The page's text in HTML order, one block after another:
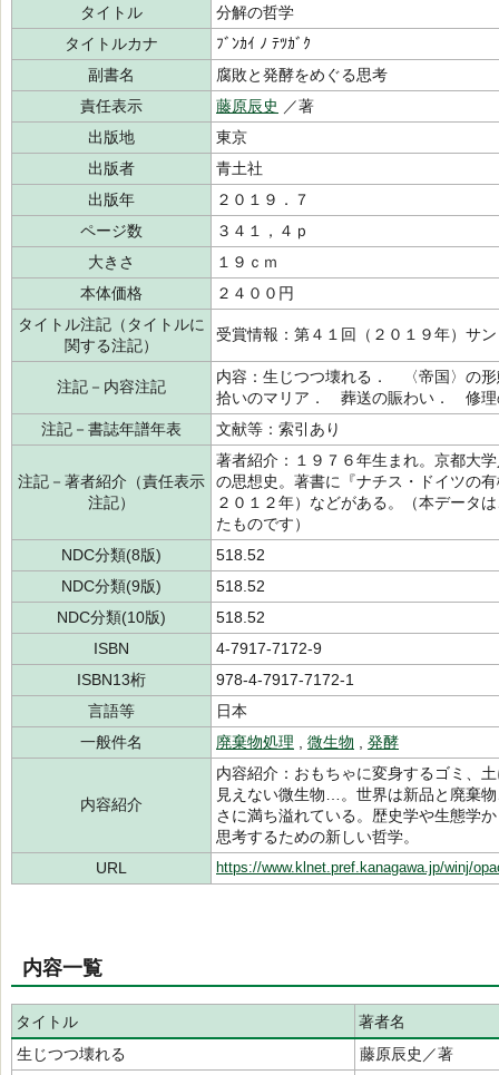
タイトル
分解の哲学
タイトルカナ
ﾌﾞﾝｶｲ ﾉ ﾃﾂｶﾞｸ
副書名
腐敗と発酵をめぐる思考
責任表示
藤原辰史 ／著
出版地
東京
出版者
青土社
出版年
２０１９．７
ページ数
３４１，４ｐ
大きさ
１９ｃｍ
本体価格
２４００円
タイトル注記（タイトルに
関する注記）
受賞情報：第４１回（２０１９年）サ
注記－内容注記
内容：生じつつ壊れる． 〈帝国〉
拾いのマリア． 葬送の賑わい． 修
注記－書誌年譜年表
文献等：索引あり
注記－著者紹介（責任表示
注記）
著者紹介：１９７６年生まれ。京都大
の思想史。著書に『ナチス・ドイツの
２０１２年）などがある。（本データ
たものです）
NDC分類(8版)
518.52
NDC分類(9版)
518.52
NDC分類(10版)
518.52
ISBN
4-7917-7172-9
ISBN13桁
978-4-7917-7172-1
言語等
日本
一般件名
廃棄物処理 微生物 発酵
内容紹介
内容紹介：おもちゃに変身するゴミ、
見えない微生物…。世界は新品と廃棄
さに満ち溢れている。歴史学や生態学
思考するための新しい哲学。
URL
https://www.klnet.pref.kanagawa.jp/winj/
内容一覧
タイトル
著者名
生じつつ壊れる
藤原辰史／著